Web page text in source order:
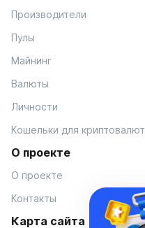
Производители
Пулы
Майнинг
Валюты
Личности
Кошельки для криптовалют
О проекте
О проекте
Контакты
Карта сайта